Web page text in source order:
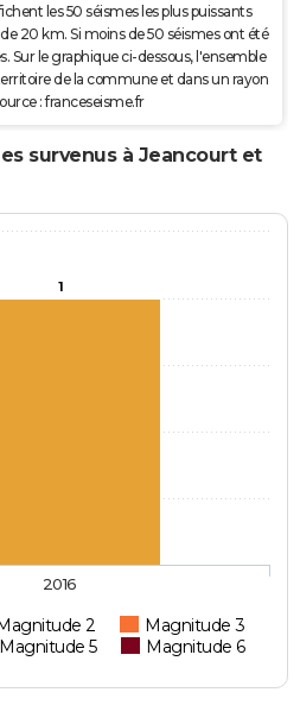
les 50 séismes les plus puissants
20 km. Si moins de 50 séismes ont été
Sur le graphique ci-dessous, l'ensemble
de la commune et dans un rayon
: franceseisme.fr
survenus à Jeancourt et
1
2
Magnitude 3
Magnitude 5 Magnitude 6
2016